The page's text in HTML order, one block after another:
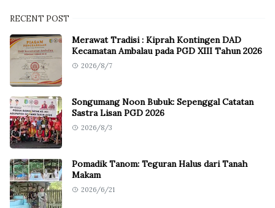
RECENT POST
Merawat Tradisi : Kiprah Kontingen DAD
Kecamatan Ambalau pada PGD XIII Tahun 2026
2026/8/7
Songumang Noon Bubuk: Sepenggal Catatan
Sastra Lisan PGD 2026
2026/8/3
Pomadik Tanom: Teguran Halus dari Tanah
Makam
2026/6/21